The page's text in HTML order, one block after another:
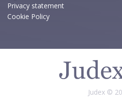
Privacy statement
Cookie Policy
Judex ©